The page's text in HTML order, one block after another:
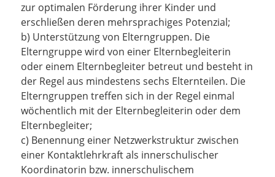
zur optimalen Förderung ihrer Kinder und
erschließen deren mehrsprachiges Potenzial;
b) Unterstützung von Elterngruppen. Die
Elterngruppe wird von einer Elternbegleiterin
oder einem Elternbegleiter betreut und besteht in
der Regel aus mindestens sechs Elternteilen. Die
Elterngruppen treffen sich in der Regel einmal
wöchentlich mit der Elternbegleiterin oder dem
Elternbegleiter;
c) Benennung einer Netzwerkstruktur zwischen
einer Kontaktlehrkraft als innerschulischer
Koordinatorin bzw. innerschulischem